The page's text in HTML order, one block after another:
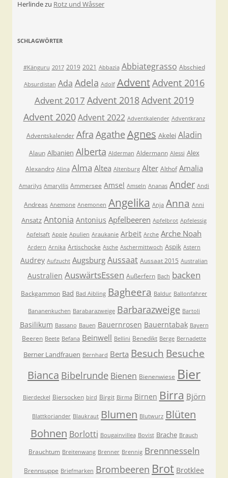
Herlindezu Rotz und Wåsser
SCHLAGWÖRTER
#Känguru 2017 2019 2021 Abbazia Abbiategrasso Abschied
Absurdistan Ada Adela Adolf AdventAdvent 2016
Advent 2017 Advent 2018Advent 2019
Advent 2020 Advent 2022 Adventkalender Adventkranz
Adventskalender Afra Agathe Agnes Akelei Aladin
Alaun Albanien Alberta Alderman Aldermann Alessi Alex
Alexandro Alina Alma Altea Altenburg Alter Althof Amalia
Amarilys Amaryllis Ammersee Amsel Amseln Ananas Ander Andi
Andreas Anemone Anemonen Angelika Anja Anna Anni
Ansatz Antonia Antonius Apfelbeeren Apfelbrot Apfelessig
Apfelsaft Apple Apulien Araukanie Arbeit Arche Arche Noah
Ardern Arnika Artischocke Asche Aschermittwoch Aspik Astern
Audrey Aufzucht Augsburg Aussaat Aussaat 2015 Australian
Australien AuswärtsEssen Außerfern Bach backen
Backgammon Bad Bad Aibling Bagheera Baldur Ballonfahrer
Bananenkuchen Barabarazweige Barbarazweige Bartoli
Basilikum Bassano Bauen Bauernrosen Bauerntabak Bayern
Beeren Beete Befana Beinwell Bellini Benedikt Berge Bernadette
Berner Landfrauen Bernhard Berta Besuch Besuche
Bianca Bibelrunde Bienen Bienenwiese Bier
Bierdeckel Biersocken bird Birgit Birma Birnen Birra Björn
Blattkoriander Blaukraut Blumen Blutwurz Blüten
Bohnen Borlotti Bougainvillea Bovist Brache Brauch
Brauchtum Breitenwang Brenner Brennig Brennnesseln
Brennsuppe Briefmarken Brombeeren Brot Brotklee